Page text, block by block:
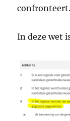
confronteert.
In deze wet